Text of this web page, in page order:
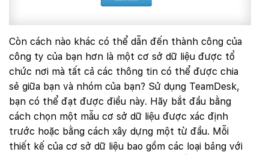
Còn cách nào khác có thể dẫn đến thành công của
công ty của bạn hơn là một cơ sở dữ liệu được tổ
chức nơi mà tất cả các thông tin có thể được chia
sẻ giữa bạn và nhóm của bạn? Sử dụng TeamDesk,
bạn có thể đạt được điều này. Hãy bắt đầu bằng
cách chọn một mẫu cơ sở dữ liệu được xác định
trước hoặc bằng cách xây dựng một từ đầu. Mỗi
thiết kế của cơ sở dữ liệu bao gồm các loại bảng với